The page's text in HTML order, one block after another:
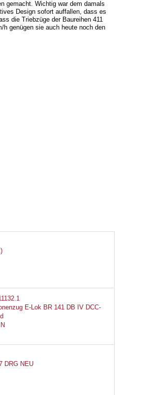
gemacht. Wichtig war dem damals
Design sofort auffallen, dass es
die Triebzüge der Baureihen 411
genügen sie auch heute noch den
E-Lok BR 141 DB IV DCC-
DRG NEU